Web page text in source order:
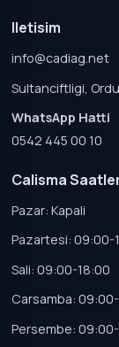
Iletisim
info@cadiag.net
Sultanciftligi,
WhatsApp Hatti
0542 445 00 10
Calisma
Pazar: Kapali
Pazartesi: 09:00-
Sali: 09:00-18:00
Carsamba:
Persembe: